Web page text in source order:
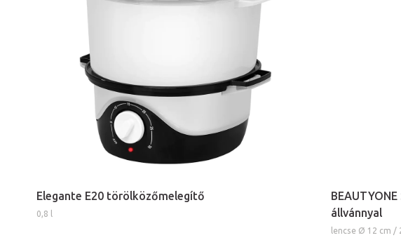
Elegante E20 törölközőmelegítő
0,8 l
állvánnyal
lencse Ø 12 cm /